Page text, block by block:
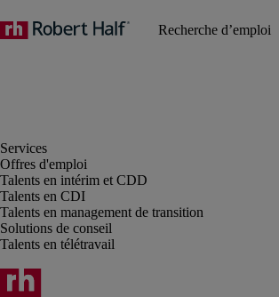
Offres d'emploi
Talents en intérim et CDD
Talents en CDI
Talents en management de transition
Solutions de conseil
Talents en télétravail